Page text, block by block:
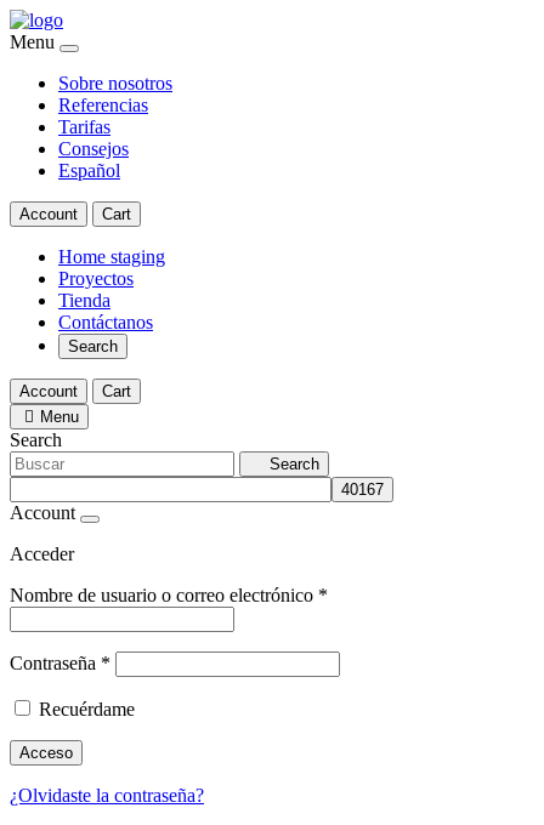
Menu
Sobre nosotros
Referencias
Tarifas
Consejos
Español
Account Cart
Home staging
Proyectos
Tienda
Contáctanos
Search
Account
Cart
Menu
Search
Search
Account
Acceder
Nombre de usuario o correo electrónico *
Contraseña *
Recuérdame
Acceso
¿Olvidaste la contraseña?